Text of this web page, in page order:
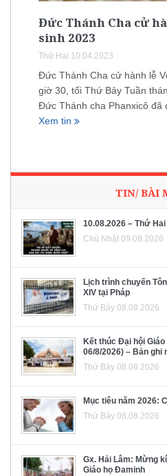
Đức Thánh Cha cử
sinh 2023
Thứ Hai 10.04.2023
Đức Thánh Cha cử hành lễ
giờ 30, tối Thứ Bảy Tuần
Đức Thánh cha Phanxicô đã
Xem tin
TIN/ BÀI
10.08.2026 – Thứ
Chủ Nhật 09.08.2026
Lịch trình chuyến
XIV tại Pháp
Thứ Bảy 08.08.2026
Kết thúc Đại hội
06/8/2026) – Bản ghi
Thứ Bảy 08.08.2026
Mục tiêu năm 2026:
Thứ Bảy 08.08.2026
Gx. Hải Lâm: Mừng
Giáo họ Đaminh